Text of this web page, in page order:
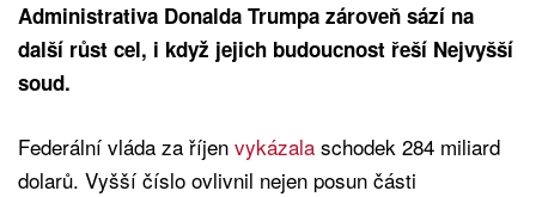
Administrativa Donalda Trumpa zároveň sází na
další růst cel, i když jejich budoucnost řeší Nejvyšší
soud.
Federální vláda za říjen vykázala schodek 284 miliard
dolarů. Vyšší číslo ovlivnil nejen posun části